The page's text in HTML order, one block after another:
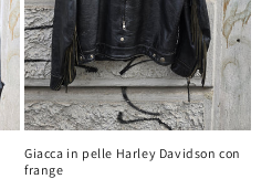
Giacca in pelle Harley Davidson con
frange